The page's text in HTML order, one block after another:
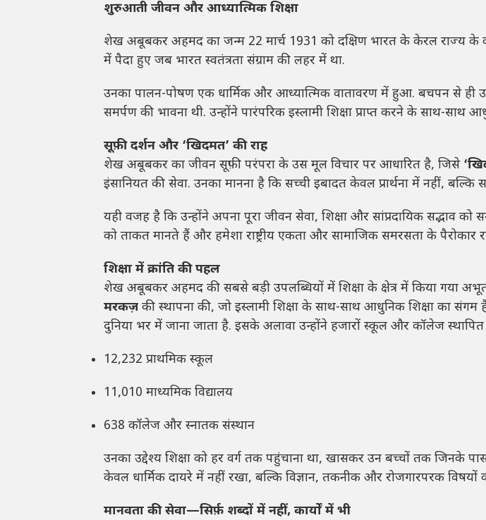
शुरुआती जीवन और आध्यात्मिक शिक्षा
शेख अबूबकर अहमद का जन्म 22 मार्च 1931 को दक्षिण भारत के केरल राज्य
में पैदा हुए जब भारत स्वतंत्रता संग्राम की लहर में था.
उनका पालन-पोषण एक धार्मिक और आध्यात्मिक वातावरण में हुआ. बचपन से ही
समर्पण की भावना थी. उन्होंने पारंपरिक इस्लामी शिक्षा प्राप्त करने के साथ-साथ
सूफ़ी दर्शन और ‘खिदमत’ की राह
शेख अबूबकर का जीवन सूफ़ी परंपरा के उस मूल विचार पर आधारित है, जिसे
इंसानियत की सेवा. उनका मानना है कि सच्ची इबादत केवल प्रार्थना में नहीं, बल्कि
यही वजह है कि उन्होंने अपना पूरा जीवन सेवा, शिक्षा और सांप्रदायिक सद्भाव को
को ताकत मानते हैं और हमेशा राष्ट्रीय एकता और सामाजिक समरसता के पैरोकार
शिक्षा में क्रांति की पहल
शेख अबूबकर अहमद की सबसे बड़ी उपलब्धियों में शिक्षा के क्षेत्र में किया गया
मरकज़ की स्थापना की, जो इस्लामी शिक्षा के साथ-साथ आधुनिक शिक्षा का
दुनिया भर में जाना जाता है. इसके अलावा उन्होंने हजारों स्कूल और कॉलेज
12,232 प्राथमिक स्कूल
11,010 माध्यमिक विद्यालय
638 कॉलेज और स्नातक संस्थान
उनका उद्देश्य शिक्षा को हर वर्ग तक पहुंचाना था, खासकर उन बच्चों तक जिनके
केवल धार्मिक दायरे में नहीं रखा, बल्कि विज्ञान, तकनीक और रोजगारपरक विषयों
मानवता की सेवा—सिर्फ़ शब्दों में नहीं, कार्यों में भी